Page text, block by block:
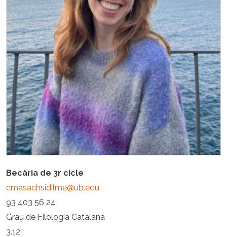
Becària de 3r cicle
cmasachsidilme@ub.edu
93 403 56 24
Grau de Filologia Catalana
3.12